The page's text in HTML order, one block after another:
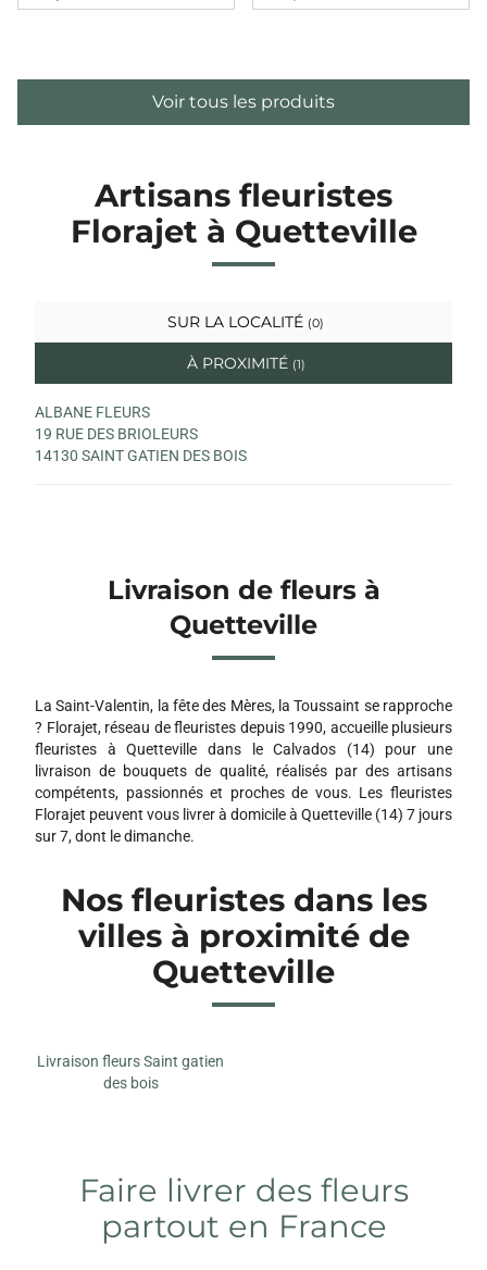
Voir tous les produits
Artisans fleuristes
Florajet à Quetteville
SUR LA LOCALITÉ (0)
À PROXIMITÉ (1)
ALBANE FLEURS
19 RUE DES BRIOLEURS
14130 SAINT GATIEN DES BOIS
Livraison de fleurs à
Quetteville
La Saint-Valentin, la fête des Mères, la Toussaint se rapproche
? Florajet, réseau de fleuristes depuis 1990, accueille plusieurs
fleuristes à Quetteville dans le Calvados (14) pour une
livraison de bouquets de qualité, réalisés par des artisans
compétents, passionnés et proches de vous. Les fleuristes
Florajet peuvent vous livrer à domicile à Quetteville (14) 7 jours
sur 7, dont le dimanche.
Nos fleuristes dans les
villes à proximité de
Quetteville
Livraison fleurs Saint gatien
des bois
Faire livrer des fleurs
partout en France